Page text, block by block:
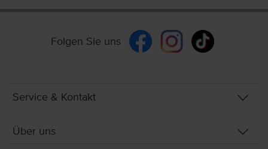
Folgen Sie uns
Service & Kontakt
Über uns